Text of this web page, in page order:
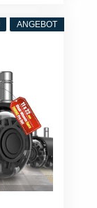
ANGEBOT